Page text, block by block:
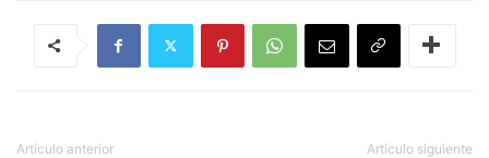
Artículo anterior Artículo siguiente